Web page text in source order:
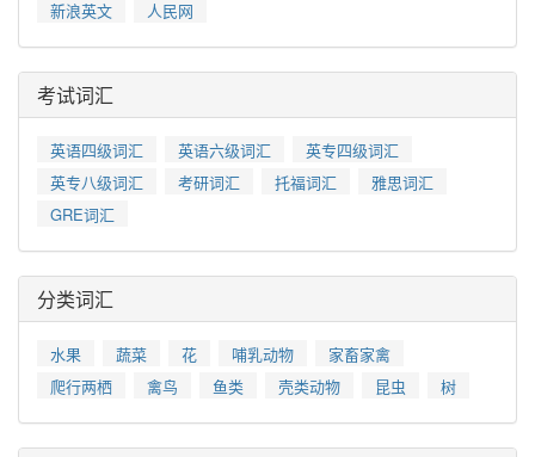
新浪英文
人民网
考试词汇
英语四级词汇 英语六级词汇
英专四级词汇
英专八级词汇
考研词汇 托福词汇
雅思词汇
GRE词汇
分类词汇
水果 蔬菜 花 哺乳动物
家畜家禽
爬行两栖
禽鸟 鱼类 壳类动物 昆虫 树